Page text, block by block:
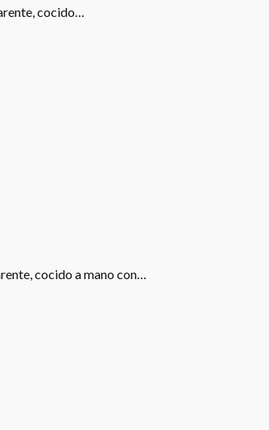
cocido…
cocido a mano con…